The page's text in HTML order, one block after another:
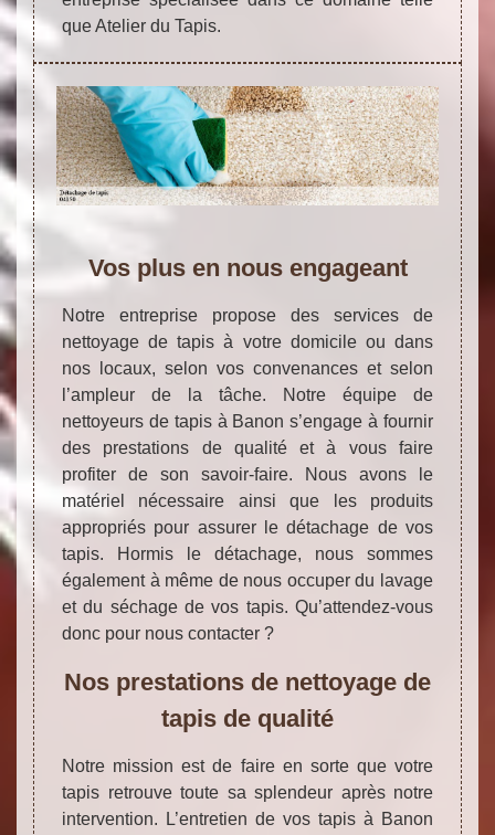
que Atelier du Tapis.
Vos plus en nous engageant
Notre entreprise propose des services de
nettoyage de tapis à votre domicile ou dans
nos locaux, selon vos convenances et selon
l’ampleur de la tâche. Notre équipe de
nettoyeurs de tapis à Banon s’engage à fournir
des prestations de qualité et à vous faire
profiter de son savoir-faire. Nous avons le
matériel nécessaire ainsi que les produits
appropriés pour assurer le détachage de vos
tapis. Hormis le détachage, nous sommes
également à même de nous occuper du lavage
et du séchage de vos tapis. Qu’attendez-vous
donc pour nous contacter ?
Nos prestations de nettoyage de
tapis de qualité
Notre mission est de faire en sorte que votre
tapis retrouve toute sa splendeur après notre
intervention. L’entretien de vos tapis à Banon